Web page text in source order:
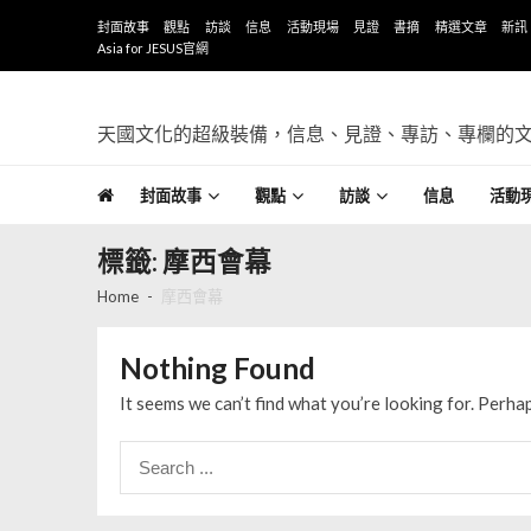
封面故事 觀點 訪談 信息 活動現場 見證 書摘 精選文章 新訊
Asia for JESUS官網
天國文化的超級裝備，信息、見證、專訪、專欄的
封面故事 觀點 訪談 信息 活動
標籤: 摩西會幕
Home 摩西會幕
Nothing Found
It seems we can’t find what you’re looking for.